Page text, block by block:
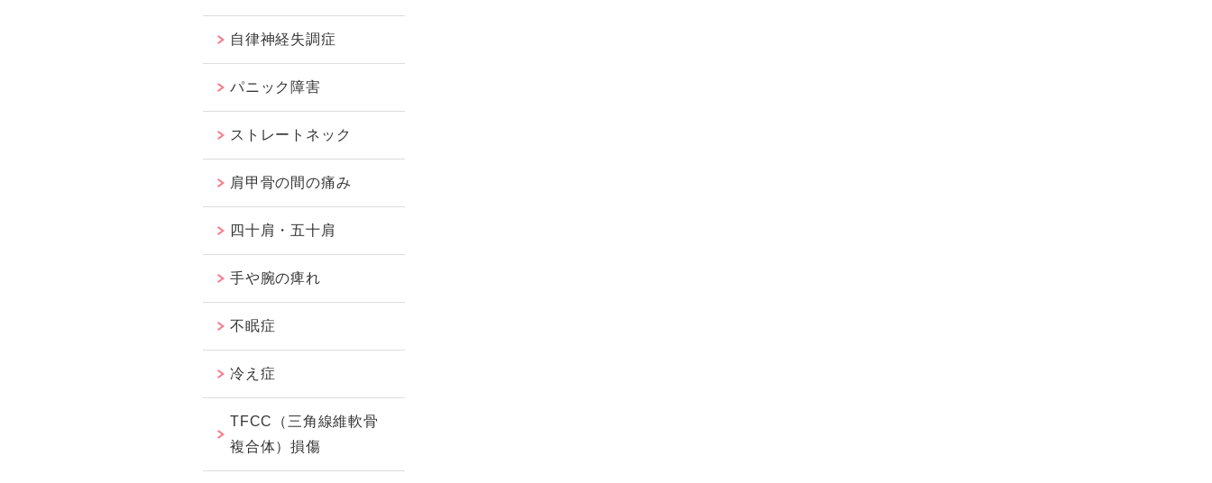
自律神経失調症
パニック障害
ストレートネック
肩甲骨の間の痛み
四十肩・五十肩
手や腕の痺れ
不眠症
冷え症
TFCC（三角線維軟骨
複合体）損傷